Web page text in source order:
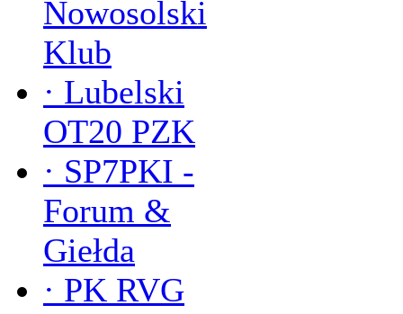
Nowosolski
Klub
· Lubelski
OT20 PZK
· SP7PKI -
Forum &
Giełda
· PK RVG